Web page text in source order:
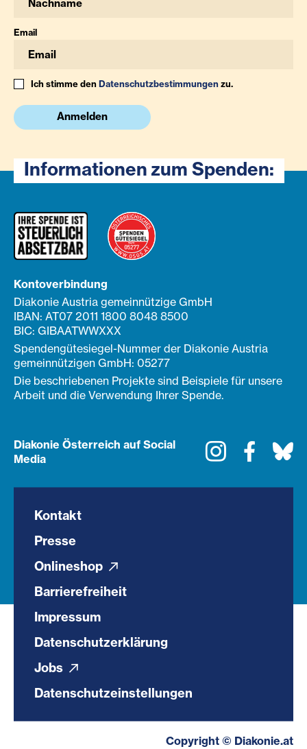
Email
Ich stimme denDatenschutzbestimmungenzu.
Anmelden
Informationen zum Spenden:
Kontoverbindung
Diakonie Austria gemeinnützige GmbH
IBAN: AT07 2011 1800 8048 8500
BIC: GIBAATWWXXX
Spendengütesiegel-Nummer der Diakonie Austria
gemeinnützigen GmbH: 05277
Die beschriebenen Projekte sind Beispiele für unsere
Arbeit und die Verwendung Ihrer Spende.
Diakonie Österreich auf Social
Media
Instagram
Kontakt
Presse
Onlineshop
Barrierefreiheit
Impressum
Datenschutzerklärung
Jobs
Datenschutzeinstellungen
Copyright © Diakonie.at